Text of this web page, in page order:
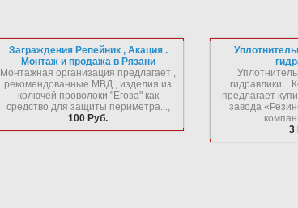
Заграждения Репейник , Акация .
Монтаж и продажа в Рязани
Монтажная организация предлагает ,
рекомендованные МВД , изделия из
колючей проволоки "Егоза" как
средство для защиты периметра...,
100 Руб.
гидравлики. .
предлагает
завода
3